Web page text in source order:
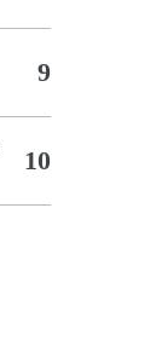
9
10